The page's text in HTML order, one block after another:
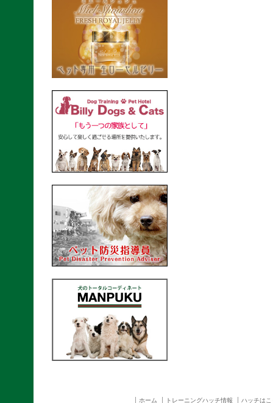
ホーム トレーニングハッチ情報 ハッチは